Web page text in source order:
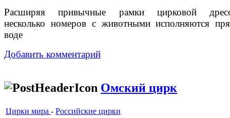
Расширяя привычные рамки цирковой
несколько номеров с животными исполняются
воде
Добавить комментарий
Омский цирк
Цирки мира - Российские цирки